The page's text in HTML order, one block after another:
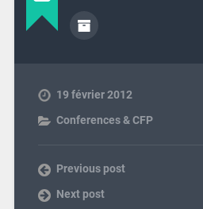
19 février 2012
Conferences & CFP
Previous post
Next post